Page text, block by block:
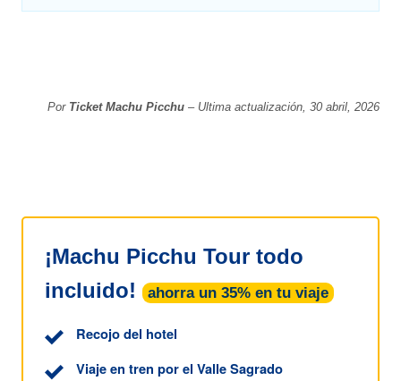
Por Ticket Machu Picchu– Ultima actualización, 30 abril, 2026
¡Machu Picchu Tour todo
incluido! ahorra un 35% en tu viaje
Recojo del hotel
Viaje en tren por el Valle Sagrado